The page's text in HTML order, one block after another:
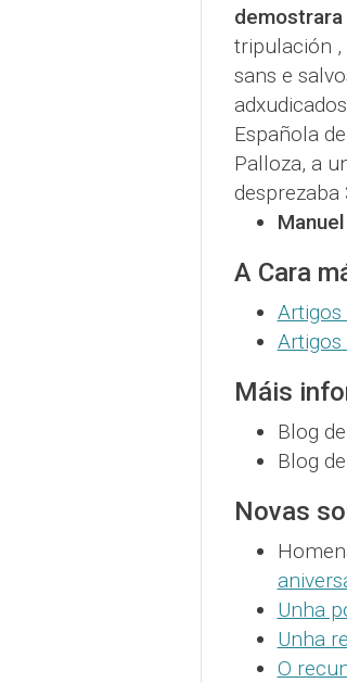
demostrara
tripulación ,
sans e
Española
Palloza, a
desprezaba
A Cara
Artigos
Artigos
Máis
Blog
Blog
Novas
Unha
Unha
O